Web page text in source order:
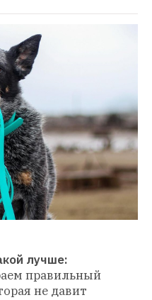
лучше:
правильный
не давит